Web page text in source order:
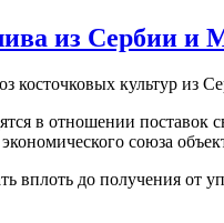
из Сербии и
косточковых культур
в отношении
союза
вплоть до получения